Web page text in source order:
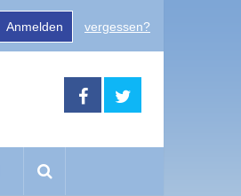
Anmelden vergessen?